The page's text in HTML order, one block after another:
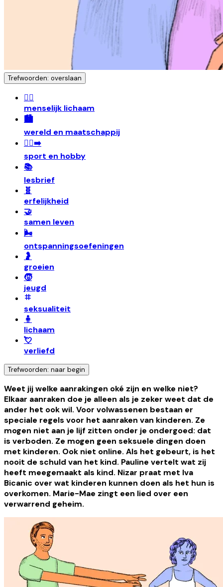
Trefwoorden: overslaan
🧍‍♀️
menselijk lichaam
🏙️
wereld en maatschappij
🏃‍♀️‍➡️
sport en hobby
📚
lesbrief
🧬
erfelijkheid
🤝
samen leven
🌬️
ontspanningsoefeningen
🤰
groeien
🧒
jeugd
seksualiteit
🧍
lichaam
💘
verliefd
Trefwoorden: naar begin
Weet jij welke aanrakingen oké zijn en welke niet?
Elkaar aanraken doe je alleen als je zeker weet dat de
ander het ook wil. Voor volwassenen bestaan er
speciale regels voor het aanraken van kinderen. Ze
mogen niet aan je lijf zitten onder je ondergoed: dat
is verboden. Ze mogen geen seksuele dingen doen
met kinderen. Ook niet online. Als het gebeurt, is het
nooit de schuld van het kind. Pauline vertelt wat zij
heeft meegemaakt als kind. Nizar praat met Iva
Bicanic over wat kinderen kunnen doen als het hun is
overkomen. Marie-Mae zingt een lied over een
verwarrend geheim.